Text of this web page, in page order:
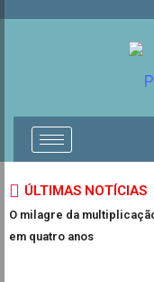
ÚLTIMAS NOTÍCIAS
O milagre da
em quatro anos